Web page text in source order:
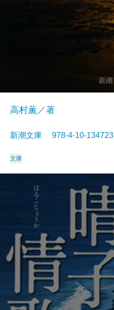
高村薫／著
新潮文庫 978-4-10-
文庫